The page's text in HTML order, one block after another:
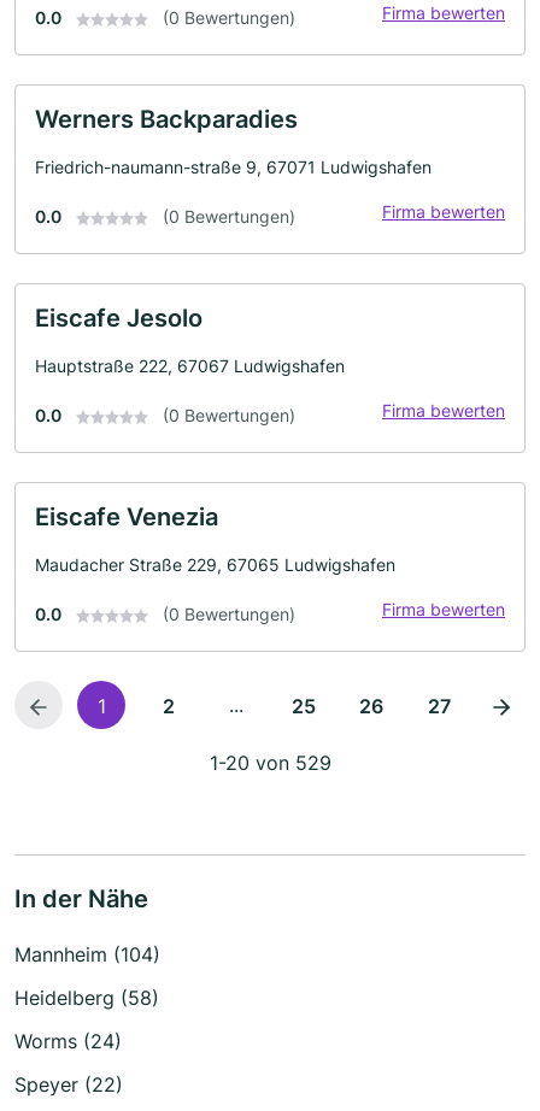
0.0 (0 Bewertungen) Firma bewerten
Werners Backparadies
Friedrich-naumann-straße 9, 67071 Ludwigshafen
0.0 (0 Bewertungen) Firma bewerten
Eiscafe Jesolo
Hauptstraße 222, 67067 Ludwigshafen
0.0 (0 Bewertungen) Firma bewerten
Eiscafe Venezia
Maudacher Straße 229, 67065 Ludwigshafen
0.0 (0 Bewertungen) Firma bewerten
1 2 ... 25 26 27
1-20 von 529
In der Nähe
Mannheim (104)
Heidelberg (58)
Worms (24)
Speyer (22)